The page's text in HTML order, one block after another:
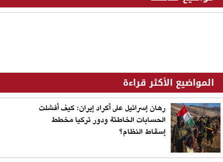
المواضيع الأكثر قراءة
رهان إسرائيل على أكراد إيران: كيف أفشلت
الحسابات الخاطئة ودور تركيا مخطط
إسقاط النظام؟